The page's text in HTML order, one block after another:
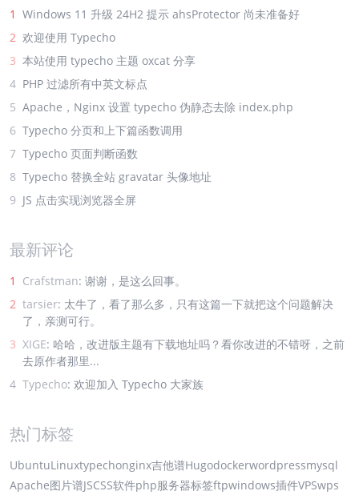
1 Windows 11 升级 24H2 提示 ahsProtector 尚未准备好
2 欢迎使用 Typecho
3 本站使用 typecho 主题 oxcat 分享
4 PHP 过滤所有中英文标点
5 Apache，Nginx 设置 typecho 伪静态去除 index.php
6 Typecho 分页和上下篇函数调用
7 Typecho 页面判断函数
8 Typecho 替换全站 gravatar 头像地址
9 JS 点击实现浏览器全屏
最新评论
1 Crafstman: 谢谢，是这么回事。
2 tarsier: 太牛了，看了那么多，只有这篇一下就把这个问题解决
了，亲测可行。
3 XIGE: 哈哈，改进版主题有下载地址吗？看你改进的不错呀，之前
去原作者那里...
4 Typecho: 欢迎加入 Typecho 大家族
热门标签
UbuntuLinuxtypechonginx吉他谱Hugodockerwordpressmysql
Apache图片谱JSCSS软件php服务器标签ftpwindows插件VPSwps